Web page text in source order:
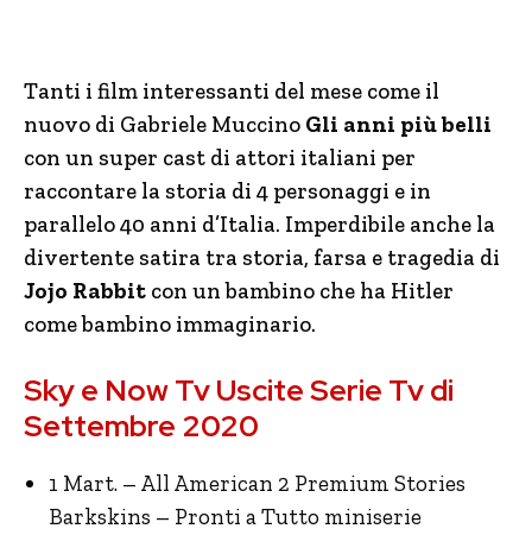
Tanti i film interessanti del mese come il
nuovo di Gabriele Muccino Gli anni più belli
con un super cast di attori italiani per
raccontare la storia di 4 personaggi e in
parallelo 40 anni d’Italia. Imperdibile anche la
divertente satira tra storia, farsa e tragedia di
Jojo Rabbit con un bambino che ha Hitler
come bambino immaginario.
Sky e Now Tv Uscite Serie Tv di
Settembre 2020
1 Mart. – All American 2 Premium Stories
Barkskins – Pronti a Tutto miniserie